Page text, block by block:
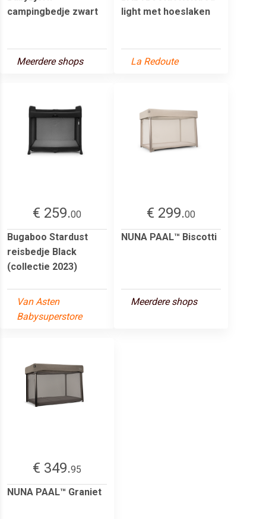
campingbedje zwart
Meerdere shops
light met hoeslaken
La Redoute
€ 259.00
Bugaboo Stardust
reisbedje Black
(collectie 2023)
Van Asten
Babysuperstore
€ 299.00
NUNA PAAL™ Biscotti
Meerdere shops
€ 349.95
NUNA PAAL™ Graniet